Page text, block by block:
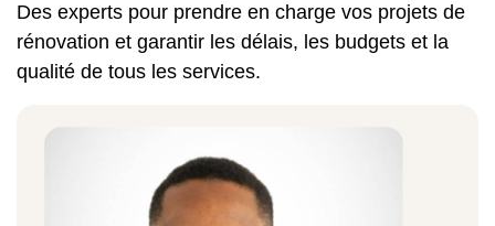
Exemples de prix pour des travaux de
rénovation d'appartement à Anglet :
Des experts pour prendre en charge vos projets de
rénovation et garantir les délais, les budgets et la
qualité de tous les services.